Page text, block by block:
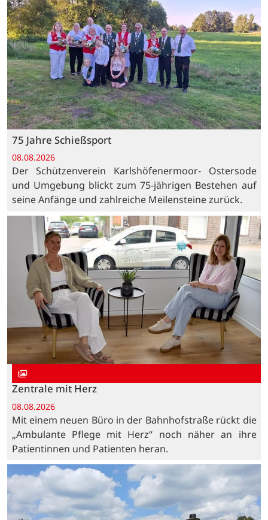
75 Jahre Schießsport
08.08.2026
Der Schützenverein Karlshöfenermoor- Ostersode
und Umgebung blickt zum 75-jährigen Bestehen auf
seine Anfänge und zahlreiche Meilensteine zurück.
Zentrale mit Herz
08.08.2026
Mit einem neuen Büro in der Bahnhofstraße rückt die
„Ambulante Pflege mit Herz“ noch näher an ihre
Patientinnen und Patienten heran.